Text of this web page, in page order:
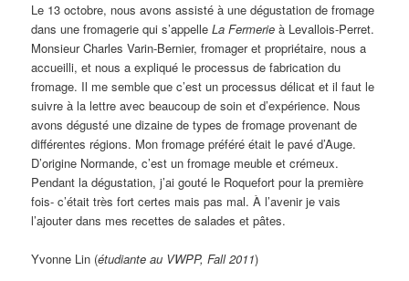
Le 13 octobre, nous avons assisté à une dégustation de fromage
dans une fromagerie qui s’appelleLa Fermerie à Levallois-Perret.
Monsieur Charles Varin-Bernier, fromager et propriétaire, nous a
accueilli, et nous a expliqué le processus de fabrication du
fromage. Il me semble que c’est un processus délicat et il faut le
suivre à la lettre avec beaucoup de soin et d’expérience. Nous
avons dégusté une dizaine de types de fromage provenant de
différentes régions. Mon fromage préféré était le pavé d’Auge.
D’origine Normande, c’est un fromage meuble et crémeux.
Pendant la dégustation, j’ai gouté le Roquefort pour la première
fois- c’était très fort certes mais pas mal. À l’avenir je vais
l’ajouter dans mes recettes de salades et pâtes.
Yvonne Lin (étudiante au VWPP, Fall 2011)